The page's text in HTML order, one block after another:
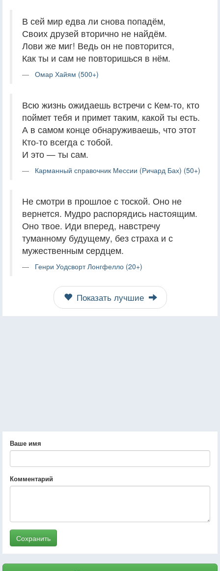
В сей мир едва ли снова попадём,
Своих друзей вторично не найдём.
Лови же миг! Ведь он не повторится,
Как ты и сам не повторишься в нём.
Омар Хайям (500+)
Всю жизнь ожидаешь встречи с Кем-то, кто
поймет тебя и примет таким, какой ты есть.
А в самом конце обнаруживаешь, что этот
Кто-то всегда с тобой.
И это — ты сам.
Карманный справочник Мессии (Ричард Бах) (50+)
Не смотри в прошлое с тоской. Оно не
вернется. Мудро распорядись настоящим.
Оно твое. Иди вперед, навстречу
туманному будущему, без страха и с
мужественным сердцем.
Генри Уодсворт Лонгфелло (20+)
Показать лучшие
Ваше имя
Комментарий
Сохранить